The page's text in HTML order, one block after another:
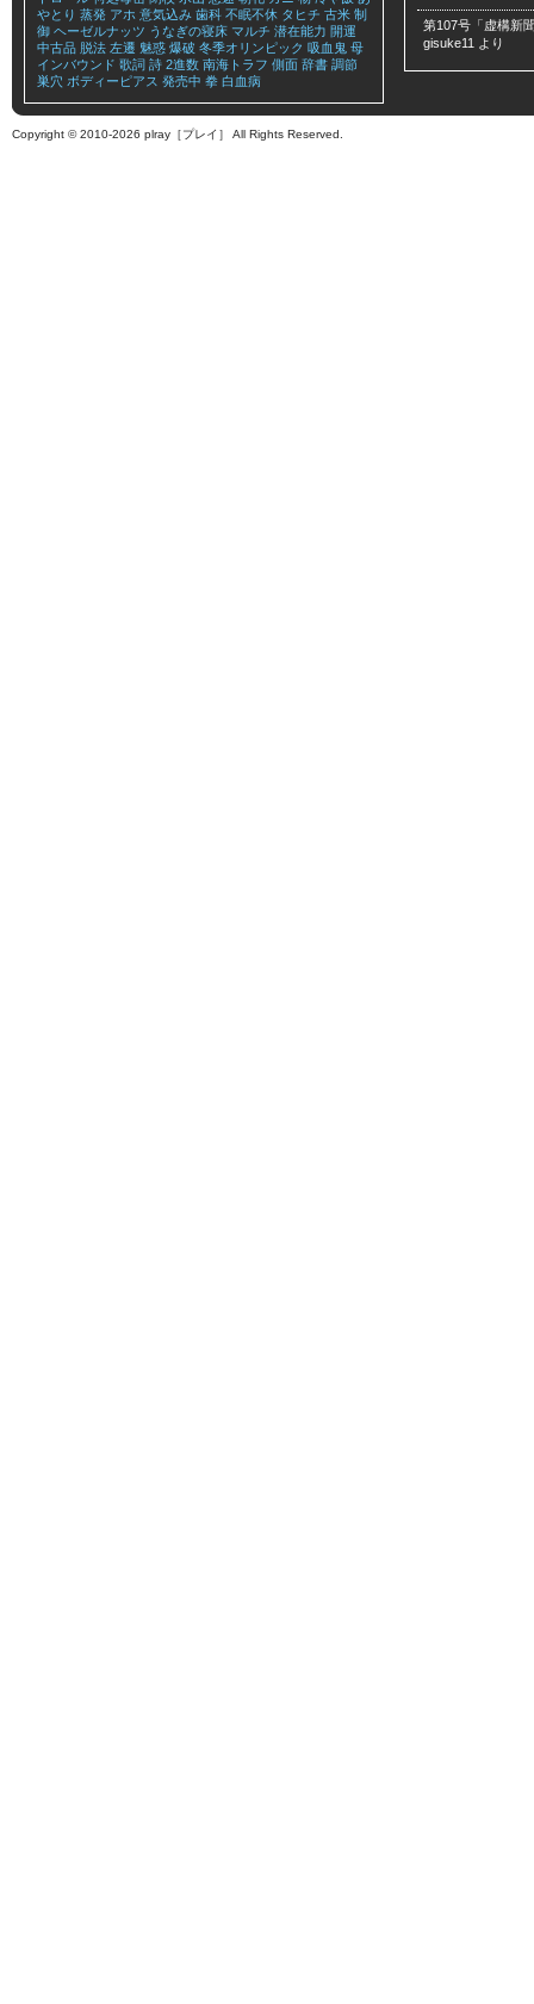
やとり 蒸発 アホ 意気込み 歯科 不眠不休 タヒチ 古米 制
御 ヘーゼルナッツ うなぎの寝床 マルチ 潜在能力 開運
中古品 脱法 左遷 魅惑 爆破 冬季オリンピック 吸血鬼 母
インバウンド 歌詞 詩 2進数 南海トラフ 側面 辞書 調節
巣穴 ボディーピアス 発売中 拳 白血病
第107号「虚構新
gisuke11 より
Copyright © 2010-2026 plray［プレイ］ All Rights Reserved.